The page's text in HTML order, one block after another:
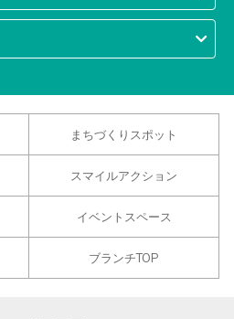
まちづくりスポット
スマイルアクション
イベントスペース
ブランチTOP